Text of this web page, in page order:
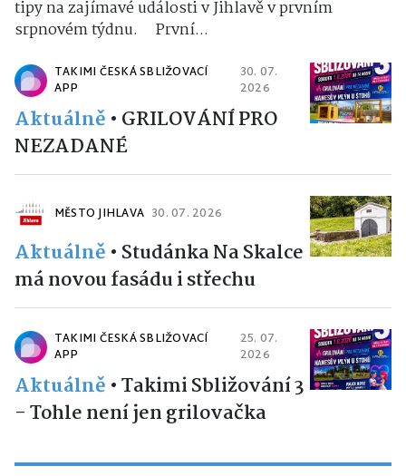
tipy na zajímavé události v Jihlavě v prvním
srpnovém týdnu. První...
TAKIMI ČESKÁ SBLIŽOVACÍ
APP
30. 07.
2026
Aktuálně • GRILOVÁNÍ PRO
NEZADANÉ
MĚSTO JIHLAVA 30. 07. 2026
Aktuálně • Studánka Na Skalce
má novou fasádu i střechu
TAKIMI ČESKÁ SBLIŽOVACÍ
APP
25. 07.
2026
Aktuálně •Takimi Sbližování 3
- Tohle není jen grilovačka